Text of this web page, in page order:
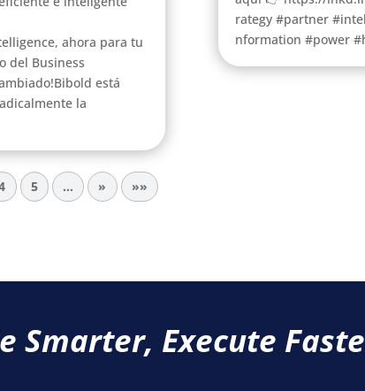
ahora para tu
del Business
está
la
rategy #partner
nformation #power
5 ... » »»
Smarter, Execute